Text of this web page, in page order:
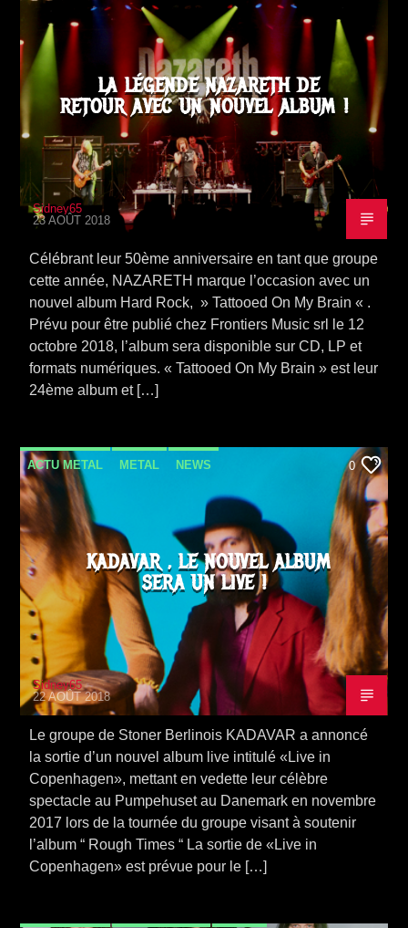
NEWS SORTIE ALBUM
LA LÉGENDE NAZARETH DE
RETOUR AVEC UN NOUVEL ALBUM !
Sidney65
23 AOÛT 2018
Célébrant leur 50ème anniversaire en tant que groupe
cette année, NAZARETH marque l’occasion avec un
nouvel album Hard Rock, » Tattooed On My Brain « .
Prévu pour être publié chez Frontiers Music srl le 12
octobre 2018, l’album sera disponible sur CD, LP et
formats numériques. « Tattooed On My Brain » est leur
24ème album et […]
ACTU METAL METAL NEWS
SORTIE ALBUM VIDEO STORIES
0
KADAVAR , LE NOUVEL ALBUM
SERA UN LIVE !
Sidney65
22 AOÛT 2018
Le groupe de Stoner Berlinois KADAVAR a annoncé
la sortie d’un nouvel album live intitulé «Live in
Copenhagen», mettant en vedette leur célèbre
spectacle au Pumpehuset au Danemark en novembre
2017 lors de la tournée du groupe visant à soutenir
l’album “ Rough Times “ La sortie de «Live in
Copenhagen» est prévue pour le […]